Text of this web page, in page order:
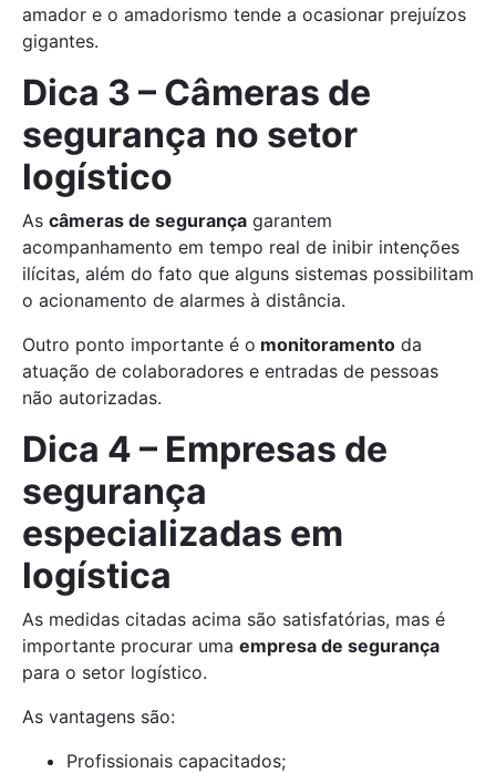
amador e o amadorismo tende a ocasionar prejuízos
gigantes.
Dica 3 – Câmeras de
segurança no setor
logístico
As câmeras de segurança garantem
acompanhamento em tempo real de inibir intenções
ilícitas, além do fato que alguns sistemas possibilitam
o acionamento de alarmes à distância.
Outro ponto importante é o monitoramento da
atuação de colaboradores e entradas de pessoas
não autorizadas.
Dica 4 – Empresas de
segurança
especializadas em
logística
As medidas citadas acima são satisfatórias, mas é
importante procurar uma empresa de segurança
para o setor logístico.
As vantagens são:
Profissionais capacitados;